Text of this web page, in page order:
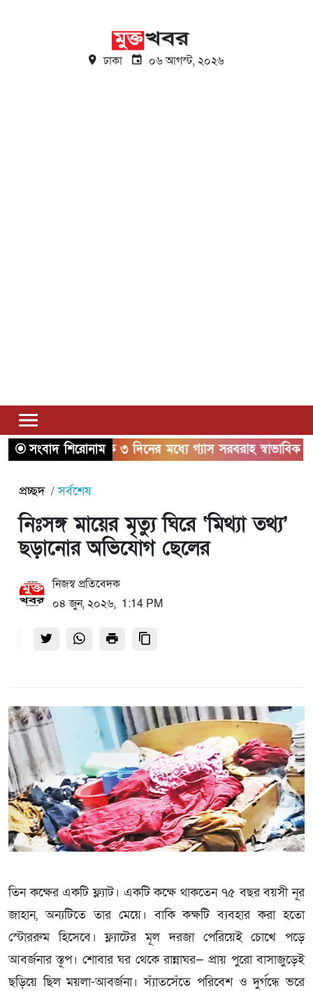
ঢাকা ০৬ আগস্ট, ২০২৬
সংবাদ শিরোনাম
২ থেকে ৩ দিনের মধ্যে গ্যাস সরবরাহ স্বাভাবিক হবে:
প্রচ্ছদ সর্বশেষ
নিঃসঙ্গ মায়ের মৃত্যু ঘিরে ‘মিথ্যা তথ্য’
ছড়ানোর অভিযোগ ছেলের
নিজস্ব প্রতিবেদক
০৪ জুন, ২০২৬, 1:14 PM
তিন কক্ষের একটি ফ্ল্যাট। একটি কক্ষে থাকতেন ৭৫ বছর বয়সী নূর
জাহান, অন্যটিতে তার মেয়ে। বাকি কক্ষটি ব্যবহার করা হতো
স্টোররুম হিসেবে। ফ্ল্যাটের মূল দরজা পেরিয়েই চোখে পড়ে
আবর্জনার স্তূপ। শোবার ঘর থেকে রান্নাঘর— প্রায় পুরো বাসাজুড়েই
ছড়িয়ে ছিল ময়লা-আবর্জনা। স্যাঁতসেঁতে পরিবেশ ও দুর্গন্ধে ভরে